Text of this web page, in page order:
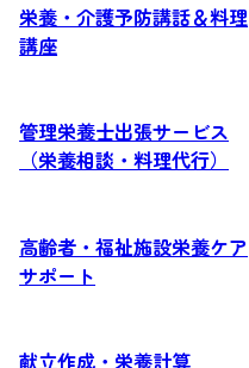
栄養・介護予防講話＆料理
講座
管理栄養士出張サービス
（栄養相談・料理代行）
高齢者・福祉施設栄養ケア
サポート
献立作成・栄養計算